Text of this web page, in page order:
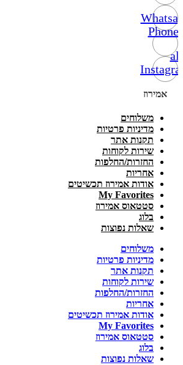
Phone-
alt
אמירוז
משלוחים
מדיניות פרטיות
תקנות אתר
שירות לקוחות
החזרות/החלפות
אחריות
אודות אמירוז תכשיטים
My Favorites
סטטאוס אמירוז
בלוג
שאלות נפוצות
משלוחים
מדיניות פרטיות
תקנות אתר
שירות לקוחות
החזרות/החלפות
אחריות
אודות אמירוז תכשיטים
My Favorites
סטטאוס אמירוז
בלוג
שאלות נפוצות